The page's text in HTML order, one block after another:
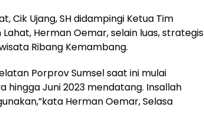
Cik Ujang, SH didampingi Ketua Tim
Herman Oemar, selain luas, strategis
Ribang Kemambang.
Porprov Sumsel saat ini mulai
Juni 2023 mendatang. Insallah
Herman Oemar, Selasa